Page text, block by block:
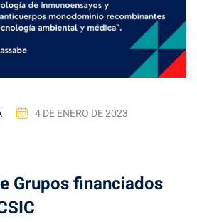
4 DE ENERO DE 2023
Grupos financiados